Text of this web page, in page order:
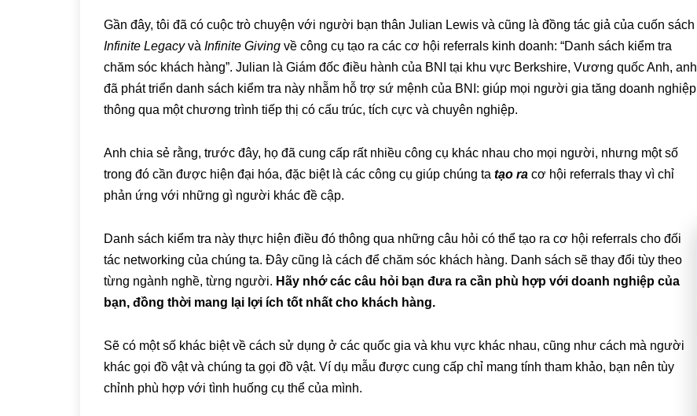
Gần đây, tôi đã có cuộc trò chuyện với người bạn thân Julian Lewis và cũng là đồng tác giả của cuốn sách
Infinite Legacyvà Infinite Giving về công cụ tạo ra các cơ hội referrals kinh doanh: “Danh sách kiểm tra
chăm sóc khách hàng”. Julian là Giám đốc điều hành của BNI tại khu vực Berkshire, Vương quốc Anh, anh
đã phát triển danh sách kiểm tra này nhẵm hỗ trợ sứ mệnh của BNI: giúp mọi người gia tăng doanh nghiệp
thông qua một chương trình tiếp thị có cấu trúc, tích cực và chuyên nghiệp.
Anh chia sẻ rằng, trước đây, họ đã cung cấp rất nhiều công cụ khác nhau cho mọi người, nhưng một số
trong đó cần được hiện đại hóa, đặc biệt là các công cụ giúp chúng ta tạo ra cơ hội referrals thay vì chỉ
phản ứng với những gì người khác đề cập.
Danh sách kiểm tra này thực hiện điều đó thông qua những câu hỏi có thể tạo ra cơ hội referrals cho đối
tác networking của chúng ta. Đây cũng là cách để chăm sóc khách hàng. Danh sách sẽ thay đổi tùy theo
từng ngành nghề, từng người. Hãy nhớ các câu hỏi bạn đưa ra cần phù hợp với doanh nghiệp của
bạn, đồng thời mang lại lợi ích tốt nhất cho khách hàng.
Sẽ có một số khác biệt về cách sử dụng ở các quốc gia và khu vực khác nhau, cũng như cách mà người
khác gọi đồ vật và chúng ta gọi đồ vật. Ví dụ mẫu được cung cấp chỉ mang tính tham khảo, bạn nên tùy
chỉnh phù hợp với tình huống cụ thể của mình.